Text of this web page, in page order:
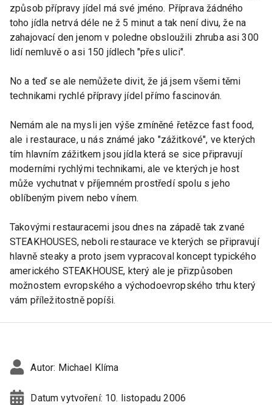
způsob přípravy jídel má své jméno. Příprava žádného
toho jídla netrvá déle ne ž 5 minut a tak není divu, že na
zahajovací den jenom v poledne obsloužili zhruba asi 300
lidí nemluvě o asi 150 jídlech "přes ulici".
No a teď se ale nemůžete divit, že já jsem všemi těmi
technikami rychlé přípravy jídel přímo fascinován.
Nemám ale na mysli jen výše zmíněné řetězce fast food,
ale i restaurace, u nás známé jako "zážitkové", ve kterých
tím hlavním zážitkem jsou jídla která se sice připravují
moderními rychlými technikami, ale ve kterých je host
může vychutnat v příjemném prostředí spolu s jeho
oblíbeným pivem nebo vínem.
Takovými restauracemi jsou dnes na západě tak zvané
STEAKHOUSES, neboli restaurace ve kterých se připravují
hlavně steaky a proto jsem vypracoval koncept typického
amerického STEAKHOUSE, který ale je přizpůsoben
možnostem evropského a východoevropského trhu který
vám příležitostně popíši.
Autor: Michael Klíma
Datum vytvoření: 10. listopadu 2006